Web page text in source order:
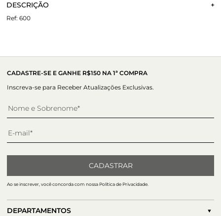
DESCRIÇÃO
MOCASSIM LOLA MARINHO
600
CADASTRE-SE E GANHE R$150 NA 1ª COMPRA
Inscreva-se para Receber Atualizações Exclusivas.
CADASTRAR
Ao se inscrever, você concorda com nossa Política de Privacidade.
DEPARTAMENTOS